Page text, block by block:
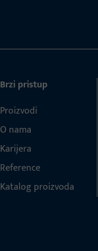
Brzi pristup
Proizvodi
O nama
Karijera
Reference
Katalog proizvoda